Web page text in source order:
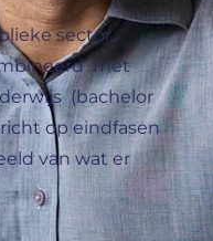
sector,
met
(bachelor
op eindfasen
van wat er